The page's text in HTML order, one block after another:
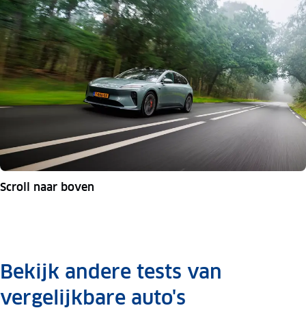
Scroll naar boven
Bekijk andere tests van
vergelijkbare auto's